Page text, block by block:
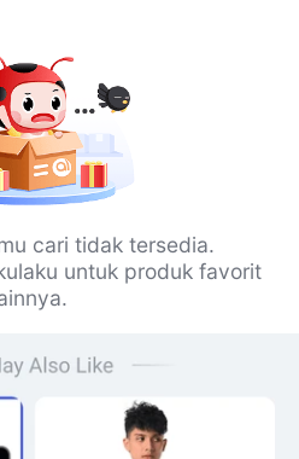
cari tidak tersedia.
untuk produk favorit